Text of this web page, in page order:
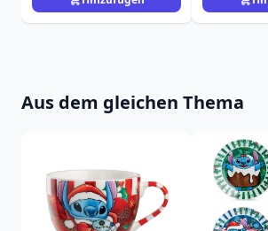
Aus dem gleichen Thema